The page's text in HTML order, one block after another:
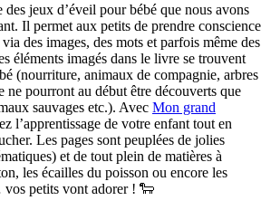
des jeux d’éveil pour bébé que nous avons
Il permet aux petits de prendre conscience
des images, des mots et parfois même des
éléments imagés dans le livre se trouvent
(nourriture, animaux de compagnie, arbres
ne pourront au début être découverts que
sauvages etc.). Avec Mon grand
l’apprentissage de votre enfant tout en
Les pages sont peuplées de jolies
et de tout plein de matières à
les écailles du poisson ou encore les
petits vont adorer ! 🐑